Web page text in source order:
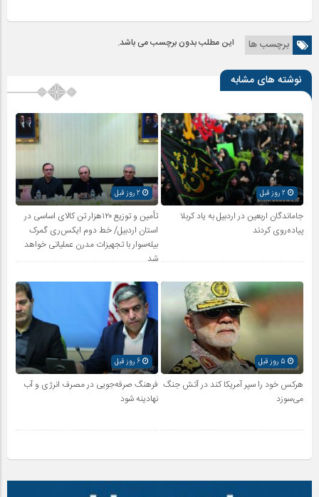
برچسب ها این مطلب بدون برچسب می باشد.
نوشته های مشابه
2 روز قبل
جاماندگان اربعین در اردبیل به یاد کربلا
پیاده‌روی کردند
تأمین و توزیع ۱۲۰هزار تن کالای اساسی در
استان اردبیل/ خط دوم ایکس‌ری گمرک
بیله‌سوار با تجهیزات مدرن عملیاتی خواهد
شد
هرکس خود را سپر آمریکا کند در آتش جنگ
می‌سوزد
فرهنگ صرفه‌جویی در مصرف انرژی و آب
نهادینه شود